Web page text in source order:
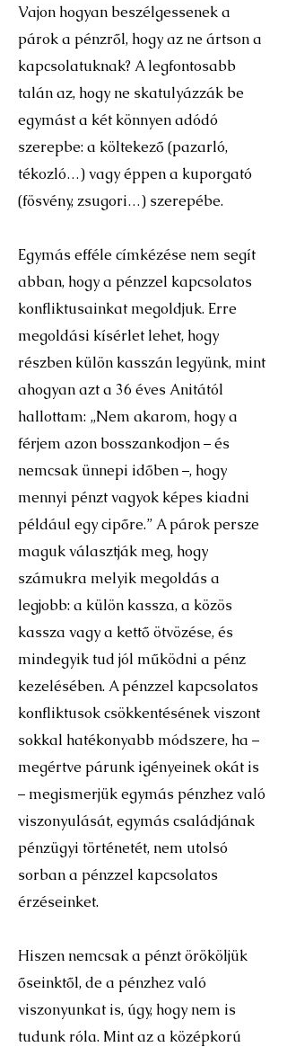
Vajon hogyan beszélgessenek a
párok a pénzről, hogy az ne ártson a
kapcsolatuknak? A legfontosabb
talán az, hogy ne skatulyázzák be
egymást a két könnyen adódó
szerepbe: a költekező (pazarló,
tékozló…) vagy éppen a kuporgató
(fösvény, zsugori…) szerepébe.
Egymás efféle címkézése nem segít
abban, hogy a pénzzel kapcsolatos
konfliktusainkat megoldjuk. Erre
megoldási kísérlet lehet, hogy
részben külön kasszán legyünk, mint
ahogyan azt a 36 éves Anitától
hallottam: „Nem akarom, hogy a
férjem azon bosszankodjon – és
nemcsak ünnepi időben –, hogy
mennyi pénzt vagyok képes kiadni
például egy cipőre.” A párok persze
maguk választják meg, hogy
számukra melyik megoldás a
legjobb: a külön kassza, a közös
kassza vagy a kettő ötvözése, és
mindegyik tud jól működni a pénz
kezelésében. A pénzzel kapcsolatos
konfliktusok csökkentésének viszont
sokkal hatékonyabb módszere, ha –
megértve párunk igényeinek okát is
– megismerjük egymás pénzhez való
viszonyulását, egymás családjának
pénzügyi történetét, nem utolsó
sorban a pénzzel kapcsolatos
érzéseinket.
Hiszen nemcsak a pénzt örököljük
őseinktől, de a pénzhez való
viszonyunkat is, úgy, hogy nem is
tudunk róla. Mint az a középkorú